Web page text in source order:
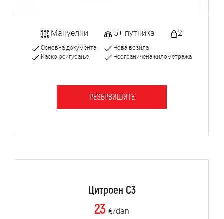
Мануелни 5+ путника 2
Основна документа
Каско осигурање
Нова возила
Неограничена километража
РЕЗЕРВИШИТЕ
Цитроен C3
23 €/dan